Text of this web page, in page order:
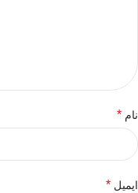
نام *
ایمیل *